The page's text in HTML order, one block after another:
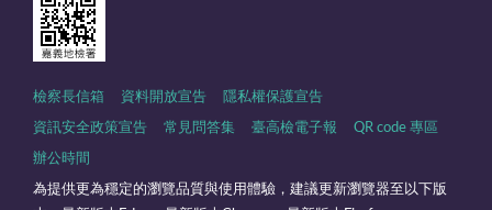
檢察長信箱 資料開放宣告 隱私權保護宣告
資訊安全政策宣告 常見問答集 臺高檢電子報 QR code 專區
辦公時間
為提供更為穩定的瀏覽品質與使用體驗，建議更新瀏覽器至以下版